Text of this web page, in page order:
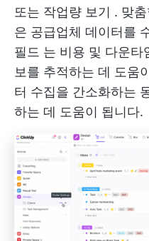
또는 작업량 보기 . 맞
은 공급업체 데이터를
필드 는 비용 및 다운타
보를 추적하는 데 도움
터 수집을 간소화하는
하는 데 도움이 됩니다.